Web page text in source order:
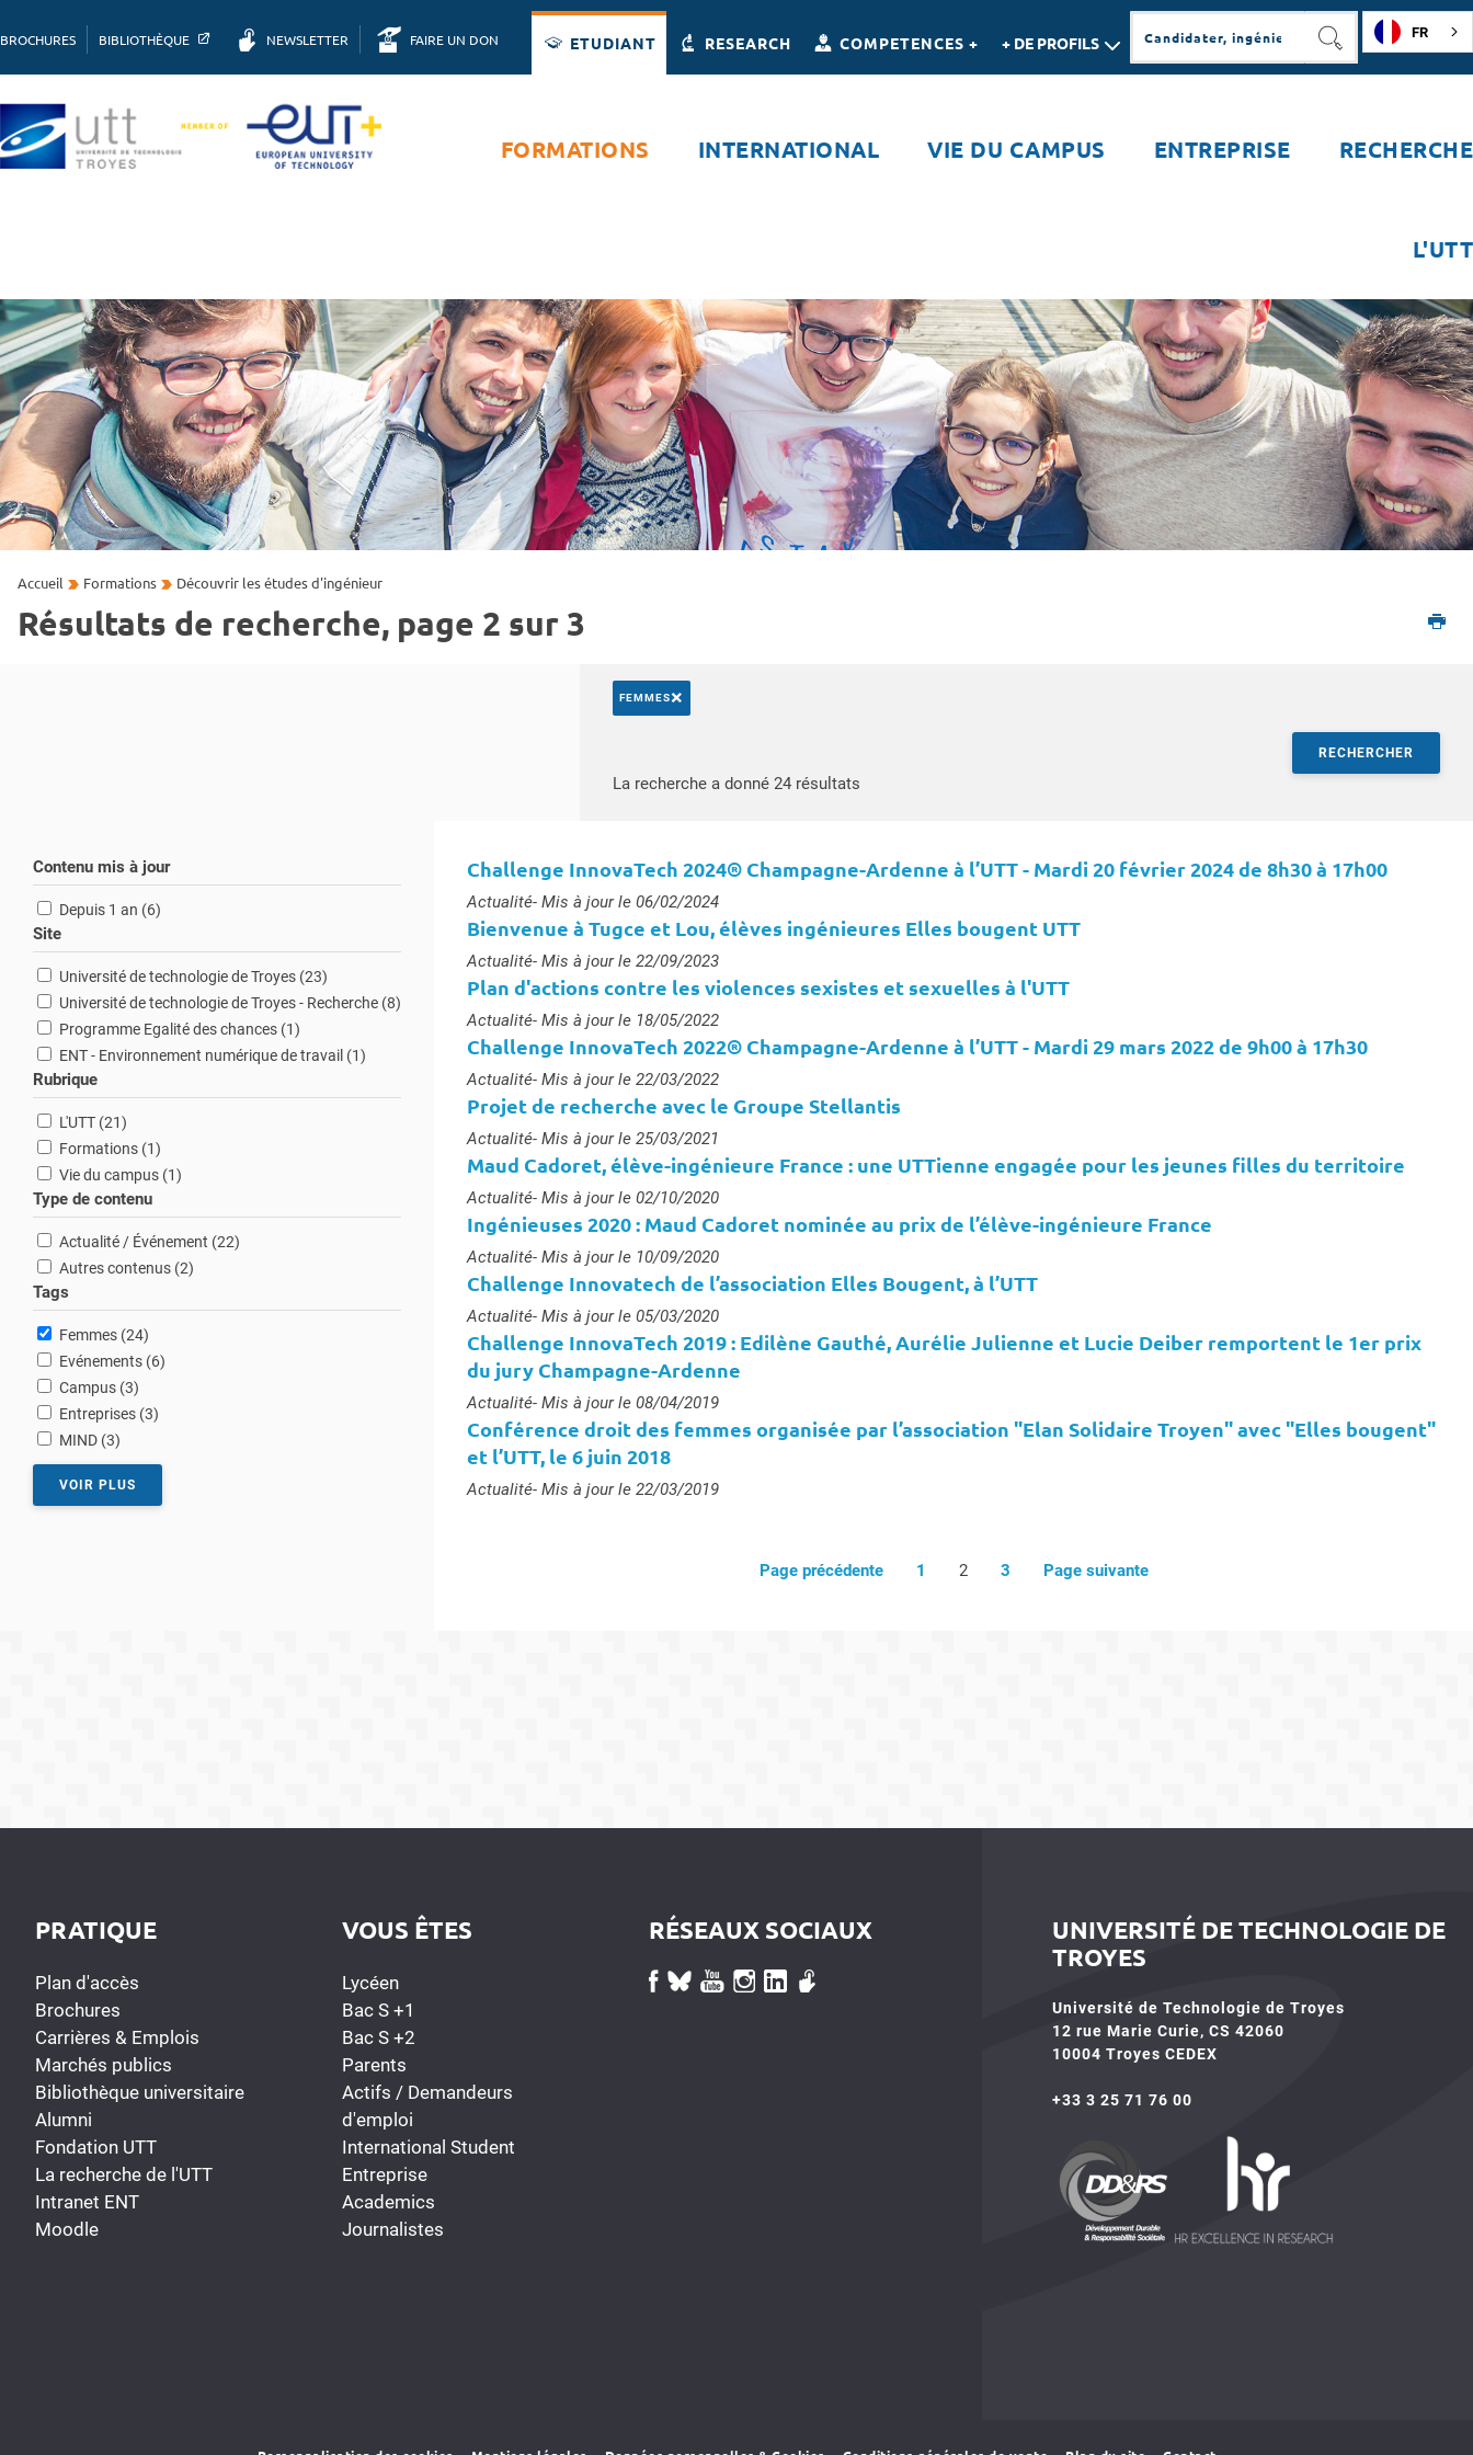
BROCHURES BIBLIOTHÈQUE NEWSLETTER FAIRE UN DON ETUDIANT RESEARCH COMPETENCES + + DE PROFILS
RECHERCHER
FR
FORMATIONS INTERNATIONAL VIE DU CAMPUS ENTREPRISE RECHERCHE
L'UTT
Accueil Formations Découvrir les études d'ingénieur
Résultats de recherche, page 2 sur 3
FEMMES×
RECHERCHER
La recherche a donné 24 résultats
Contenu mis à jour
Depuis 1 an (6résultats
)
Site
Université de technologie de Troyes (23résultats
)
Université de technologie de Troyes - Recherche (8résultats
)
Programme Egalité des chances (1résultat
)
ENT - Environnement numérique de travail (1résultat
)
Rubrique
L'UTT (21résultats
)
Formations (1résultat
)
Vie du campus (1résultat
)
Type de contenu
Actualité / Événement (22résultats
)
Autres contenus (2résultats
)
Tags
Femmes (24résultats
)
Evénements (6résultats
)
Campus (3résultats
)
Entreprises (3résultats
)
MIND (3résultats
)
VOIR PLUS
Challenge InnovaTech 2024® Champagne-Ardenne à l’UTT - Mardi 20 février 2024 de 8h30 à 17h00
Type :
Actualité- Mis à jour le 06/02/2024
Bienvenue à Tugce et Lou, élèves ingénieures Elles bougent UTT
Type :
Actualité- Mis à jour le 22/09/2023
Plan d'actions contre les violences sexistes et sexuelles à l'UTT
Type :
Actualité- Mis à jour le 18/05/2022
Challenge InnovaTech 2022® Champagne-Ardenne à l’UTT - Mardi 29 mars 2022 de 9h00 à 17h30
Type :
Actualité- Mis à jour le 22/03/2022
Projet de recherche avec le Groupe Stellantis
Type :
Actualité- Mis à jour le 25/03/2021
Maud Cadoret, élève-ingénieure France : une UTTienne engagée pour les jeunes filles du territoire
Type :
Actualité- Mis à jour le 02/10/2020
Ingénieuses 2020 : Maud Cadoret nominée au prix de l’élève-ingénieure France
Type :
Actualité- Mis à jour le 10/09/2020
Challenge Innovatech de l’association Elles Bougent, à l’UTT
Type :
Actualité- Mis à jour le 05/03/2020
Challenge InnovaTech 2019 : Edilène Gauthé, Aurélie Julienne et Lucie Deiber remportent le 1er prix
du jury Champagne-Ardenne
Type :
Actualité- Mis à jour le 08/04/2019
Conférence droit des femmes organisée par l’association "Elan Solidaire Troyen" avec "Elles bougent"
et l’UTT, le 6 juin 2018
Type :
Actualité- Mis à jour le 22/03/2019
Page précédente 1 2 3 Page suivante
PRATIQUE
Plan d'accès
Brochures
Carrières & Emplois
Marchés publics
Bibliothèque universitaire
Alumni
Fondation UTT
La recherche de l'UTT
Intranet ENT
Moodle
VOUS ÊTES
Lycéen
Bac S +1
Bac S +2
Parents
Actifs / Demandeurs
d'emploi
International Student
Entreprise
Academics
Journalistes
RÉSEAUX SOCIAUX
UNIVERSITÉ DE TECHNOLOGIE DE
TROYES
Université de Technologie de Troyes
12 rue Marie Curie, CS 42060
10004 Troyes CEDEX
+33 3 25 71 76 00